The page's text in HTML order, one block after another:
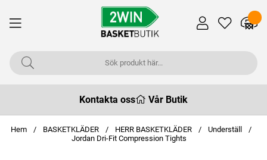
Kontakta oss Vår Butik
Hem BASKETKLÄDER HERR BASKETKLÄDER
Underställ
Jordan Dri-Fit Compression Tights